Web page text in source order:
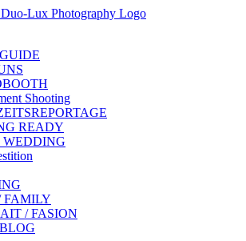
Shooting
READY
WEDDING
FAMILY
/ FASION